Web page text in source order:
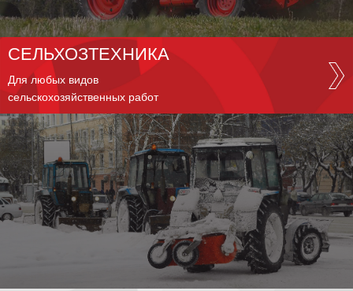
СЕЛЬХОЗТЕХНИКА
Для любых видов
сельскохозяйственных работ